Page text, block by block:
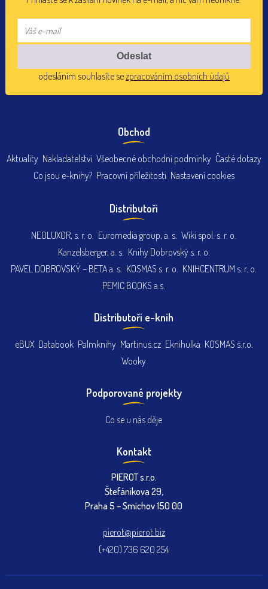
odesláním souhlasíte sezpracováním osobních údajů
Obchod
Aktuality Nakladatelství Všeobecné obchodní podmínky Časté dotazy
Co jsou e-knihy? Pracovní příležitosti Nastavení cookies
Distributoři
NEOLUXOR, s. r. o. Euromedia group, a. s. Wiki spol. s. r. o.
Kanzelsberger, a. s. Knihy Dobrovský s. r. o.
PAVEL DOBROVSKÝ – BETA a. s. KOSMAS s. r. o. KNIHCENTRUM s. r. o.
PEMIC BOOKS a.s.
Distributoři e-knih
eBUX Databook Palmknihy Martinus.cz Eknihulka KOSMAS s.r.o.
Wooky
Podporované projekty
Co se u nás děje
Kontakt
PIEROT s.r.o.
Štefánikova 29,
Praha 5 – Smíchov 150 00
pierot@pierot.biz
(+420) 736 620 254